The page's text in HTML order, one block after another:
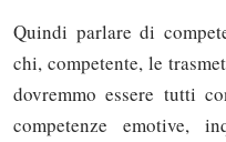
Quindi parlare di
chi, competente, le
dovremmo essere tutti
competenze emotive,